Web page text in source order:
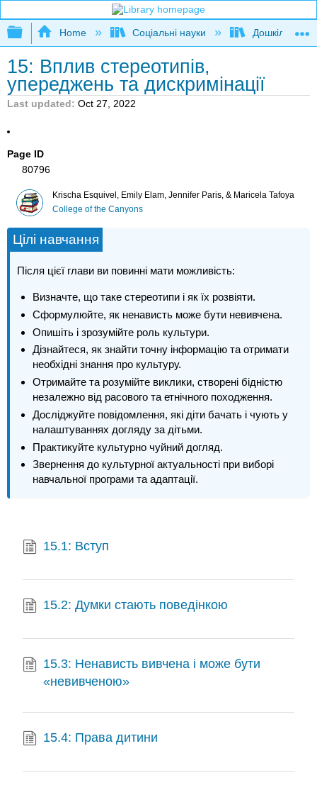
Expand/collapse global hierarchy
Home Соціальні науки Дошкільна
15: Вплив стереотипів,
упереджень та дискримінації
Last updated Oct 27, 2022
Page ID
80796
Krischa Esquivel, Emily Elam, Jennifer Paris, & Maricela Tafoya
College of the Canyons
Цілі навчання
Після цієї глави ви повинні мати можливість:
Визначте, що таке стереотипи і як їх розвіяти.
Сформулюйте, як ненависть може бути невивчена.
Опишіть і зрозумійте роль культури.
Дізнайтеся, як знайти точну інформацію та отримати
необхідні знання про культуру.
Отримайте та розумійте виклики, створені бідністю
незалежно від расового та етнічного походження.
Досліджуйте повідомлення, які діти бачать і чують у
налаштуваннях догляду за дітьми.
Практикуйте культурно чуйний догляд.
Звернення до культурної актуальності при виборі
навчальної програми та адаптації.
15.1: Вступ
15.2: Думки стають поведінкою
15.3: Ненависть вивчена і може бути
«невивченою»
15.4: Права дитини